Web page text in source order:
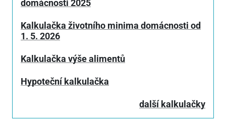
domácnosti 2025
Kalkulačka životního minima domácnosti od
1. 5. 2026
Kalkulačka výše alimentů
Hypoteční kalkulačka
další kalkulačky